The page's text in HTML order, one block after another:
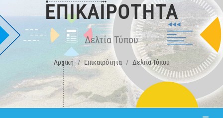
ΕΠΙΚΑΙΡΌΤΗΤΑ
Δελτία Τύπου
Αρχική Επικαιρότητα Δελτία Τύπου